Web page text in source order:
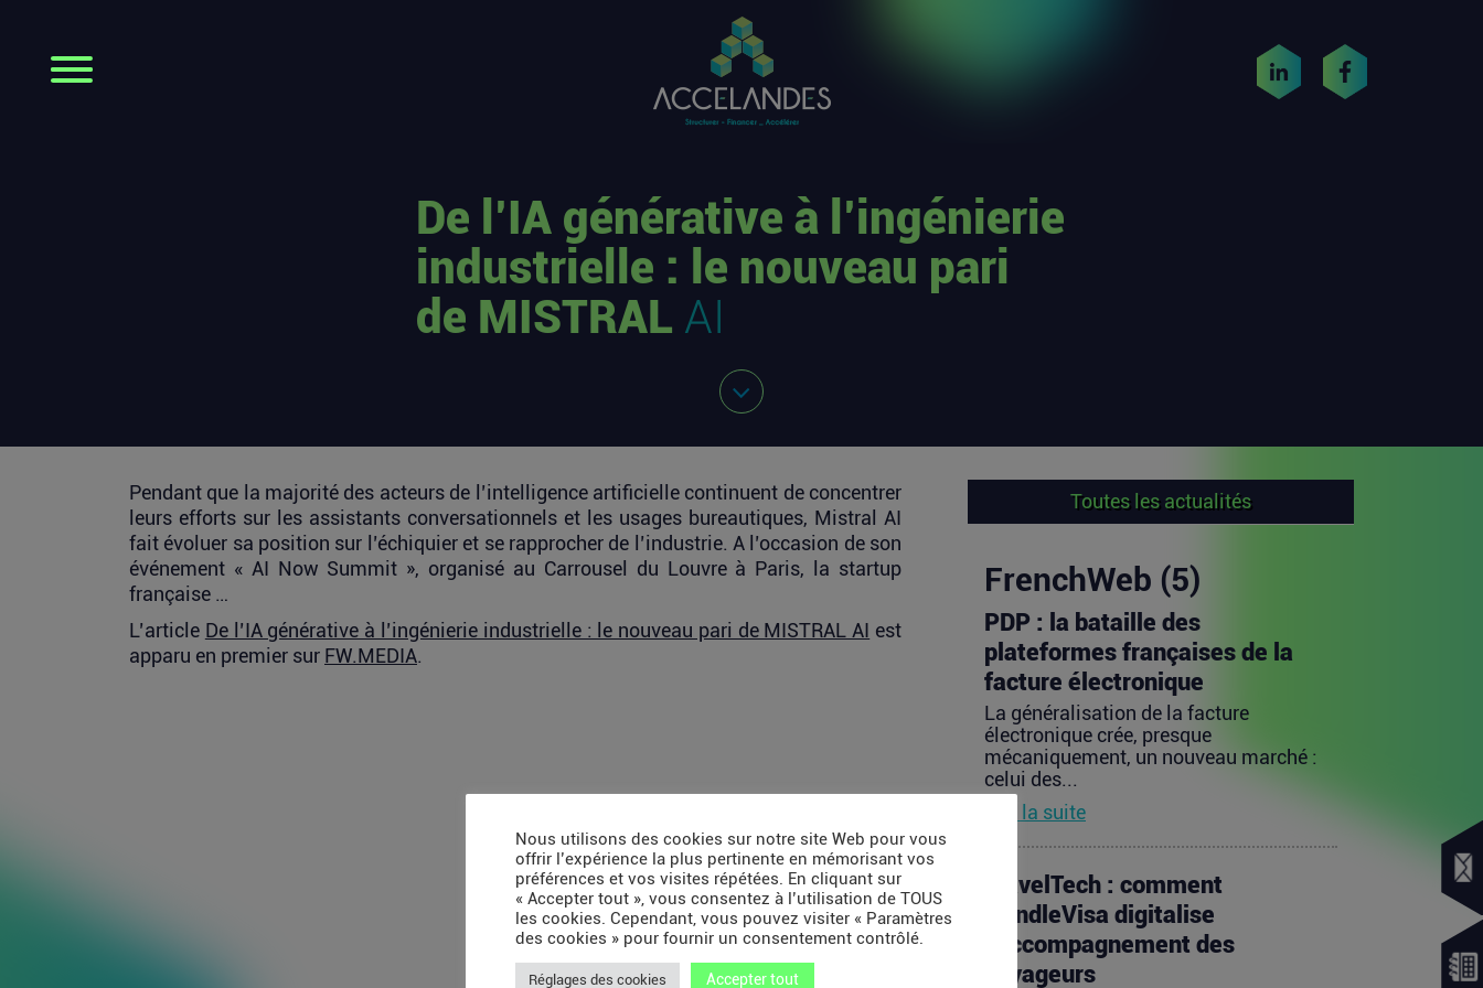
De l’IA générative à l’ingénierie
industrielle : le nouveau pari
de MISTRAL AI
Pendant que la majorité des acteurs de l’intelligence artificielle continuent de concentrer
leurs efforts sur les assistants conversationnels et les usages bureautiques, Mistral AI
fait évoluer sa position sur l’échiquier et se rapprocher de l’industrie. A l’occasion de son
événement « AI Now Summit », organisé au Carrousel du Louvre à Paris, la startup
française …
L’article De l’IA générative à l’ingénierie industrielle : le nouveau pari de MISTRAL AI est
apparu en premier sur FW.MEDIA.
Toutes les actualités
FrenchWeb (5)
PDP : la bataille des
plateformes françaises de la
facture électronique
La généralisation de la facture
électronique crée, presque
mécaniquement, un nouveau marché :
celui des...
Lire la suite
TravelTech : comment
HandleVisa digitalise
l’accompagnement des
voyageurs
Nous utilisons des cookies sur notre site Web pour vous
offrir l’expérience la plus pertinente en mémorisant vos
préférences et vos visites répétées. En cliquant sur
« Accepter tout », vous consentez à l’utilisation de TOUS
les cookies. Cependant, vous pouvez visiter « Paramètres
des cookies » pour fournir un consentement contrôlé.
Réglages des cookies Accepter tout